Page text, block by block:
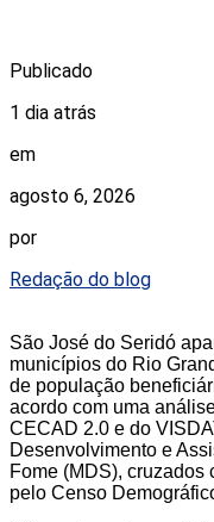
Publicado
1 dia atrás
em
agosto 6, 2026
por
Redação do blog
São José do Seridó
municípios do Rio
de população
acordo com uma
CECAD 2.0 e do
Desenvolvimento e
Fome (MDS),
pelo Censo